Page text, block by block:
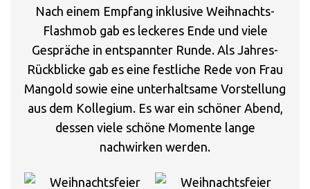
Nach einem Empfang inklusive Weihnachts-
Flashmob gab es leckeres Ende und viele
Gespräche in entspannter Runde. Als Jahres-
Rückblicke gab es eine festliche Rede von Frau
Mangold sowie eine unterhaltsame Vorstellung
aus dem Kollegium. Es war ein schöner Abend,
dessen viele schöne Momente lange
nachwirken werden.